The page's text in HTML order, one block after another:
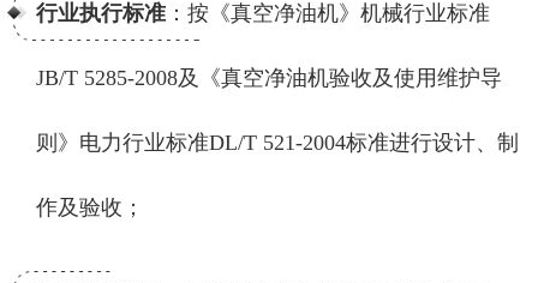
行业执行标准：按《真空净油机》机械行业标准
JB/T 5285-2008及《真空净油机验收及使用维护导
则》电力行业标准DL/T 521-2004标准进行设计、制
作及验收；